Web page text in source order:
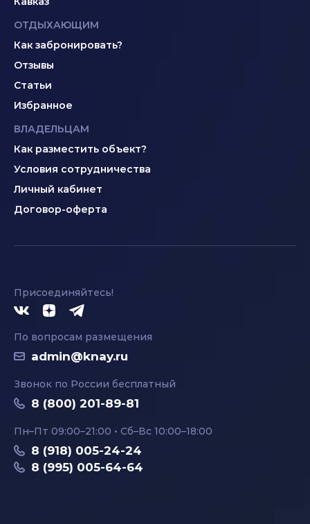
ОТДЫХАЮЩИМ
Как забронировать?
Отзывы
Статьи
Избранное
ВЛАДЕЛЬЦАМ
Как разместить объект?
Условия сотрудничества
Личный кабинет
Договор-оферта
Присоединяйтесь!
По вопросам размещения
admin@knay.ru
Звонок по России бесплатный
8 (800) 201-89-81
Пн–Пт 09:00–21:00 • Сб–Вс 10:00–18:00
8 (918) 005-24-24
8 (995) 005-64-64